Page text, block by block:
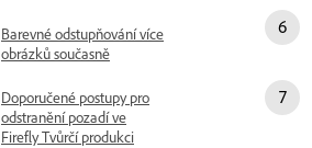
Barevné odstupňování více
obrázků současně
Doporučené postupy pro
odstranění pozadí ve
Firefly Tvůrčí produkci